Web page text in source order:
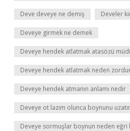
Deve deveye ne demiş Develer
Deveye girmek ne demek
Deveye hendek atlatmak atasözü
Deveye hendek atlatmak neden
Deveye hendek atmanın anlamı nedir
Deveye ot lazım olunca boynunu
Deveye sormuşlar boynun neden eğri